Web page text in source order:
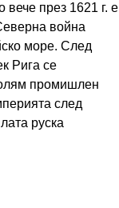
през 1621 г. е
война
море. След
Рига се
промишлен
след
руска